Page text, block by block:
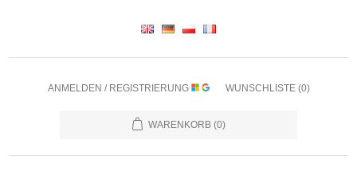
ANMELDEN / REGISTRIERUNG WUNSCHLISTE (0)
WARENKORB (0)